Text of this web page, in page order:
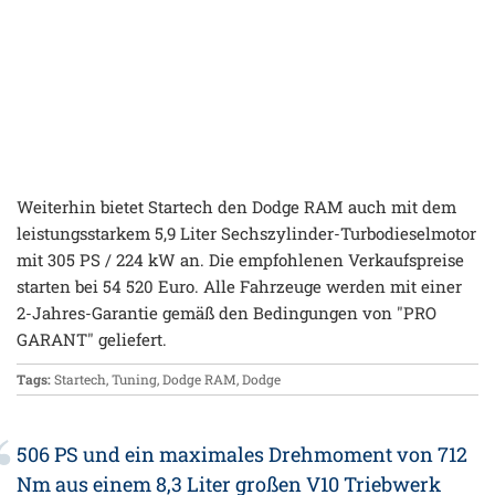
Weiterhin bietet Startech den Dodge RAM auch mit dem
leistungsstarkem 5,9 Liter Sechszylinder-Turbodieselmotor
mit 305 PS / 224 kW an. Die empfohlenen Verkaufspreise
starten bei 54 520 Euro. Alle Fahrzeuge werden mit einer
2-Jahres-Garantie gemäß den Bedingungen von "PRO
GARANT" geliefert.
Tags:Startech,Tuning,Dodge RAM,Dodge
506 PS und ein maximales Drehmoment von 712
Nm aus einem 8,3 Liter großen V10 Triebwerk